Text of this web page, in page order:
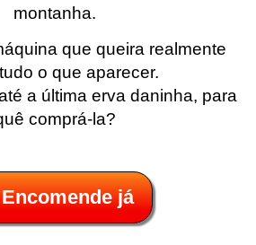
montanha.
que queira realmente
o que aparecer.
a última erva daninha, para
comprá-la?
já